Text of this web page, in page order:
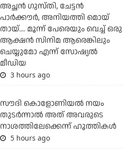
അച്ഛന്‍ ഗുസ്തി, ചേട്ടന്‍
പാര്‍ക്കൗര്‍, അനിയത്തി മൊയ്
തായ്.... മൂന്ന് പേരെയും വെച്ച് ഒരു
ആക്ഷന്‍ സിനിമ ആരെങ്കിലും
ചെയ്യുമോ എന്ന് സോഷ്യല്‍
മീഡിയ
3 hours ago
സൗദി കൊളോണിയല്‍ നയം
തുടര്‍ന്നാല്‍ അത് അവരുടെ
നാശത്തിലേക്കെന്ന് ഹൂത്തികള്‍
5 hours ago